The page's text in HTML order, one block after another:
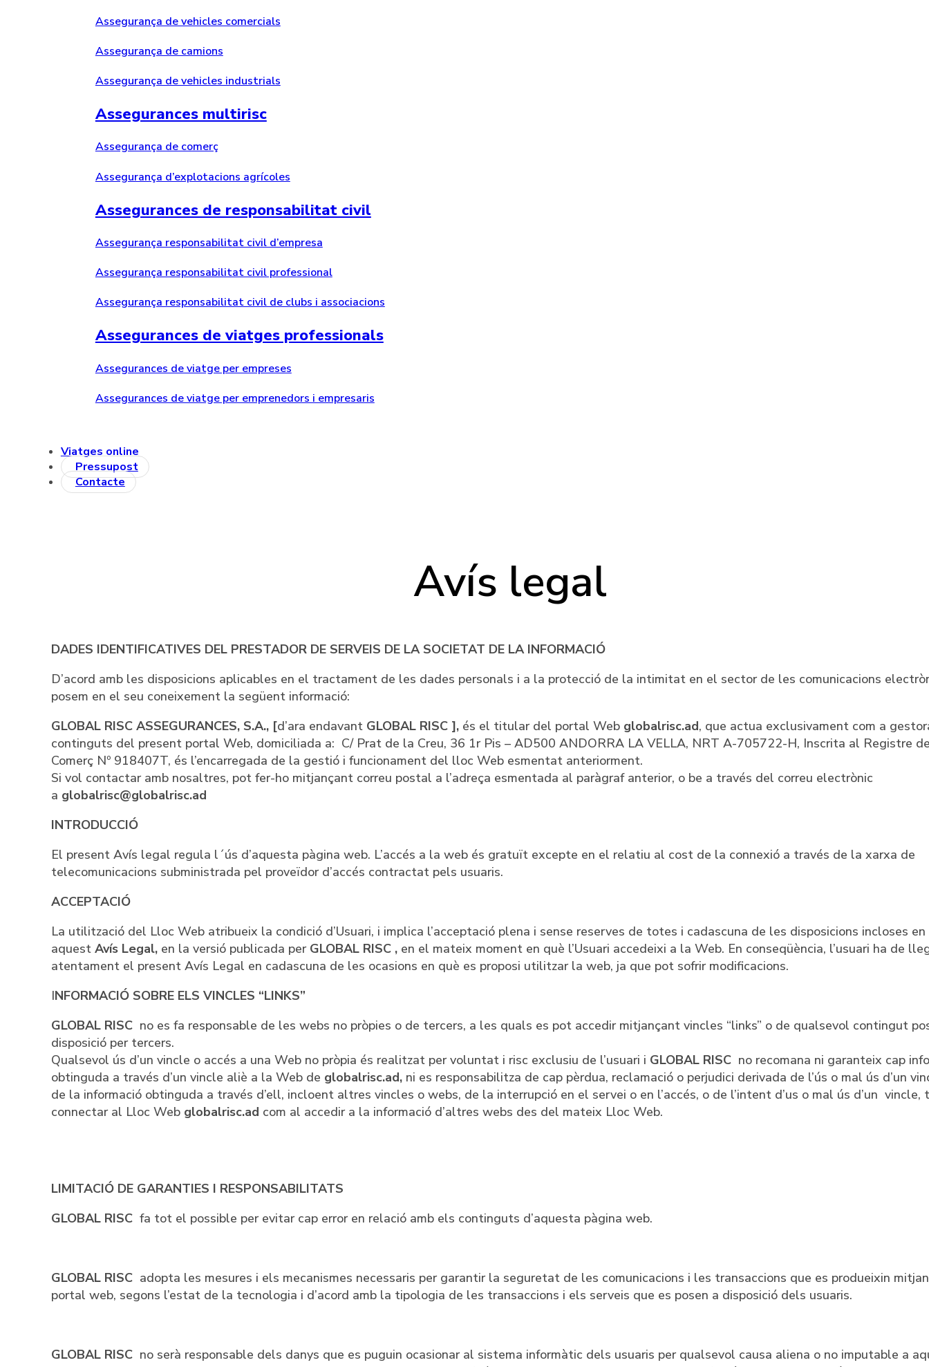
Assegurança de vehicles comercials
Assegurança de camions
Assegurança de vehicles industrials
Assegurances multirisc
Assegurança de comerç
Assegurança d’explotacions agrícoles
Assegurances de responsabilitat civil
Assegurança responsabilitat civil d’empresa
Assegurança responsabilitat civil professional
Assegurança responsabilitat civil de clubs i associacions
Assegurances de viatges professionals
Assegurances de viatge per empreses
Assegurances de viatge per emprenedors i empresaris
Viatges online
Pressupost
Contacte
Avís legal
DADES IDENTIFICATIVES DEL PRESTADOR DE SERVEIS DE LA SOCIETAT DE LA INFORMACIÓ
D’acord amb les disposicions aplicables en el tractament de les dades personals i a la protecció de la intimitat en el sector de les comunicacions
posem en el seu coneixement la següent informació:
GLOBAL RISC ASSEGURANCES, S.A., [d’ara endavant GLOBAL RISC ], és el titular del portal Web globalrisc.ad, que actua exclusivament com a
continguts del present portal Web, domiciliada a: C/ Prat de la Creu, 36 1r Pis – AD500 ANDORRA LA VELLA, NRT A-705722-H, Inscrita al Registre
Comerç Nº 918407T, és l’encarregada de la gestió i funcionament del lloc Web esmentat anteriorment.
Si vol contactar amb nosaltres, pot fer-ho mitjançant correu postal a l’adreça esmentada al paràgraf anterior, o be a través del correu electrònic
a globalrisc@globalrisc.ad
INTRODUCCIÓ
El present Avís legal regula l´ús d’aquesta pàgina web. L’accés a la web és gratuït excepte en el relatiu al cost de la connexió a través de la xarxa de
telecomunicacions subministrada pel proveïdor d’accés contractat pels usuaris.
ACCEPTACIÓ
La utilització del Lloc Web atribueix la condició d’Usuari, i implica l’acceptació plena i sense reserves de totes i cadascuna de les disposicions incloses en
aquestAvís Legal, en la versió publicada per GLOBAL RISC , en el mateix moment en què l’Usuari accedeixi a la Web. En conseqüència, l’usuari ha de
atentament el present Avís Legal en cadascuna de les ocasions en què es proposi utilitzar la web, ja que pot sofrir modificacions.
INFORMACIÓ SOBRE ELS VINCLES “LINKS”
GLOBAL RISC no es fa responsable de les webs no pròpies o de tercers, a les quals es pot accedir mitjançant vincles “links” o de qualsevol contingut
disposició per tercers.
Qualsevol ús d’un vincle o accés a una Web no pròpia és realitzat per voluntat i risc exclusiu de l’usuari i GLOBAL RISC no recomana ni garanteix cap
obtinguda a través d’un vincle aliè a la Web de globalrisc.ad, ni es responsabilitza de cap pèrdua, reclamació o perjudici derivada de l’ús o mal ús d’un
de la informació obtinguda a través d’ell, incloent altres vincles o webs, de la interrupció en el servei o en l’accés, o de l’intent d’us o mal ús d’un vincle,
connectar al Lloc Web globalrisc.ad com al accedir a la informació d’altres webs des del mateix Lloc Web.
LIMITACIÓ DE GARANTIES I RESPONSABILITATS
GLOBAL RISC fa tot el possible per evitar cap error en relació amb els continguts d’aquesta pàgina web.
GLOBAL RISC adopta les mesures i els mecanismes necessaris per garantir la seguretat de les comunicacions i les transaccions que es produeixin
portal web, segons l’estat de la tecnologia i d’acord amb la tipologia de les transaccions i els serveis que es posen a disposició dels usuaris.
GLOBAL RISC no serà responsable dels danys que es puguin ocasionar al sistema informàtic dels usuaris per qualsevol causa aliena o no imputable a